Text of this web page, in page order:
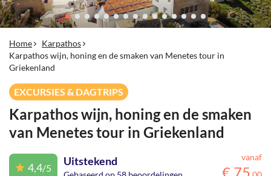
Home
Karpathos
Karpathos wijn, honing en de smaken van Menetes tour in
Griekenland
EXCURSIES & DAGTRIPS
Karpathos wijn, honing en de smaken
van Menetes tour in Griekenland
4,4/5
Uitstekend vanaf
€ 75